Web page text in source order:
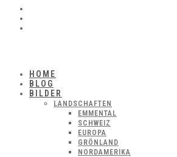
HOME
BLOG
BILDER
LANDSCHAFTEN
EMMENTAL
SCHWEIZ
EUROPA
GRÖNLAND
NORDAMERIKA